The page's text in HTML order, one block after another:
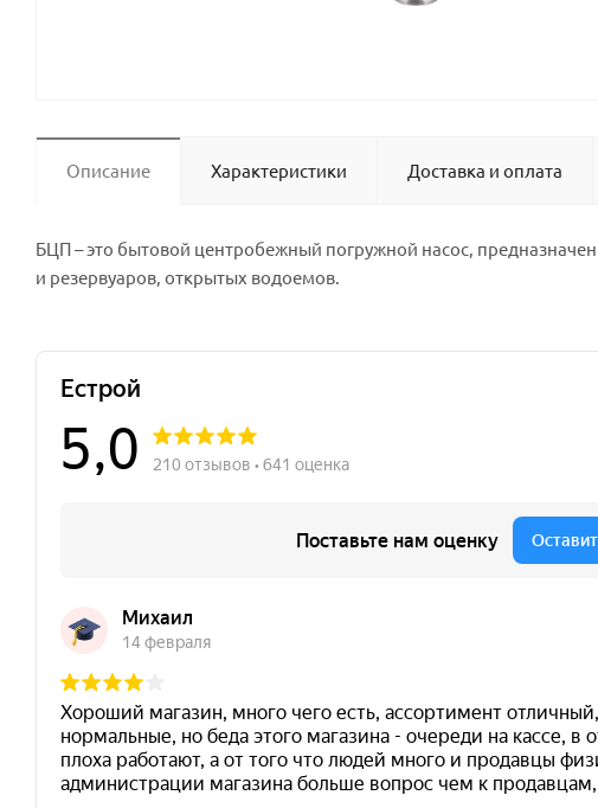
Описание Характеристики Доставка и оплата
БЦП – это бытовой центробежный погружной насос,
и резервуаров, открытых водоемов.